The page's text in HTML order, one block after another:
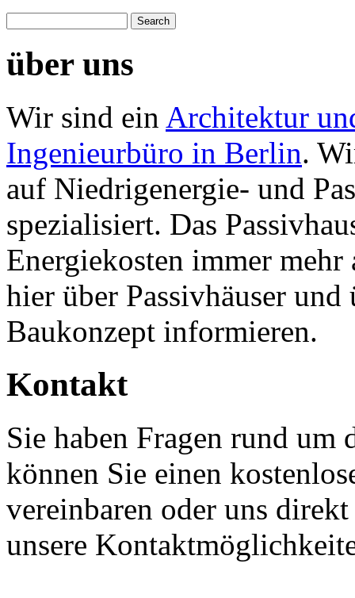
über uns
Wir sind ein Architektur
Ingenieurbüro in Berlin.
auf Niedrigenergie- und
spezialisiert. Das
Energiekosten immer
hier über Passivhäuser und
Baukonzept informieren.
Kontakt
Sie haben Fragen rund um
können Sie einen
vereinbaren oder uns
unsere